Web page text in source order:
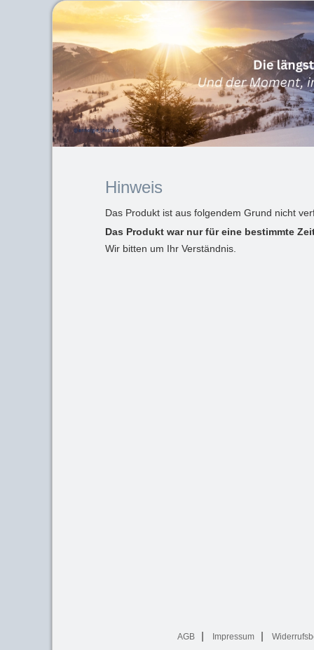
Hinweis
Das Produkt ist aus folgendem Grund nicht
Das Produkt war nur für eine bestimmte
Wir bitten um Ihr Verständnis.
AGB Impressum